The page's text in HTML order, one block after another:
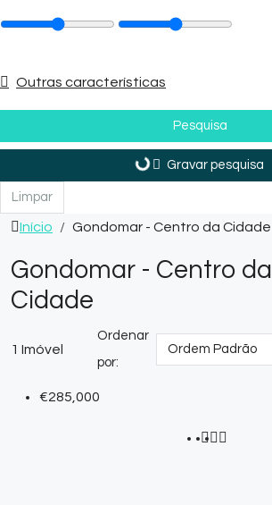
Outras características
Pesquisa
Gravar pesquisa
Limpar
Início Gondomar - Centro da Cidade
Gondomar - Centro da
Cidade
1 Imóvel
Ordenar
por:
€285,000